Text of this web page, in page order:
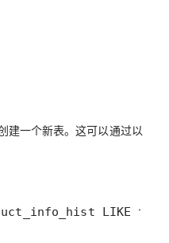
建一个新表。这可以通过以